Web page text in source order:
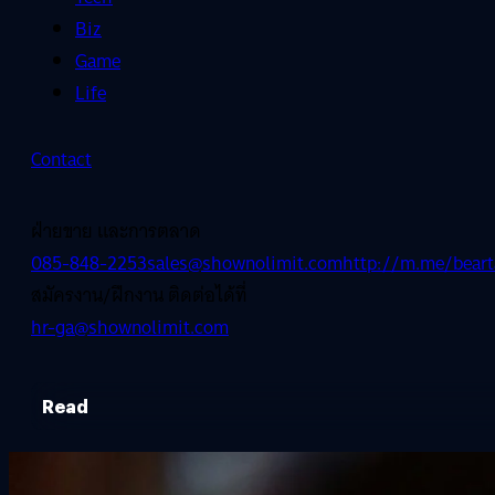
Biz
Game
Life
Contact
ฝ่ายขาย และการตลาด
085-848-2253sales@shownolimit.comhttp://m.me/
สมัครงาน/ฝึกงาน ติดต่อได้ที่
hr-ga@shownolimit.com
Read